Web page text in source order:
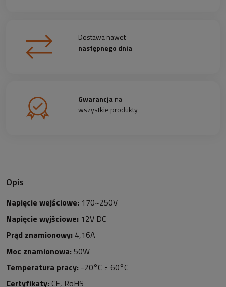
Dostawa nawet
następnego dnia
Gwarancjana
wszystkie produkty
Opis
Napięcie wejściowe: 170~250V
Napięcie wyjściowe: 12V DC
Prąd znamionowy: 4,16A
Moc znamionowa: 50W
Temperatura pracy: -20°C ÷ 60°C
Certyfikaty: CE, RoHS